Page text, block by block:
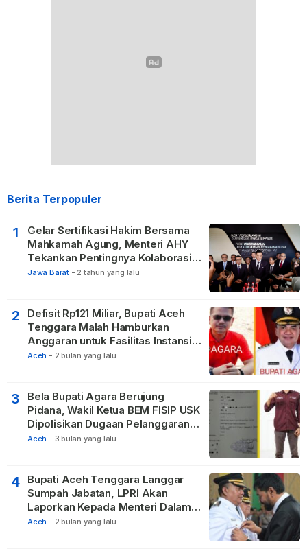
Berita Terpopuler
1
Gelar Sertifikasi Hakim Bersama
Mahkamah Agung, Menteri AHY
Tekankan Pentingnya Kolaborasi
untuk Hadirkan Keadilan bagi
Jawa Barat - 2 tahun yang lalu
2
Defisit Rp121 Miliar, Bupati Aceh
Tenggara Malah Hamburkan
Anggaran untuk Fasilitas Instansi
Vertikal
Aceh - 2 bulan yang lalu
3
Bela Bupati Agara Berujung
Pidana, Wakil Ketua BEM FISIP USK
Dipolisikan Dugaan Pelanggaran
Privasi dan UU ITE
Aceh - 3 bulan yang lalu
4
Bupati Aceh Tenggara Langgar
Sumpah Jabatan, LPRI Akan
Laporkan Kepada Menteri Dalam
Negeri
Aceh - 2 bulan yang lalu